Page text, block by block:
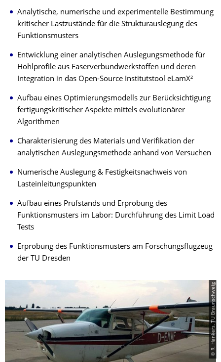
Analytische, numerische und experimentelle Bestimmung
kritischer Lastzustände für die Strukturauslegung des
Funktionsmusters
Entwicklung einer analytischen Auslegungsmethode für
Hohlprofile aus Faserverbundwerkstoffen und deren
Integration in das Open-Source Institutstool eLamX²
Aufbau eines Optimierungsmodells zur Berücksichtigung
fertigungskritischer Aspekte mittels evolutionärer
Algorithmen
Charakterisierung des Materials und Verifikation der
analytischen Auslegungsmethode anhand von Versuchen
Numerische Auslegung & Festigkeitsnachweis von
Lasteinleitungspunkten
Aufbau eines Prüfstands und Erprobung des
Funktionsmusters im Labor: Durchführung des Limit Load
Tests
Erprobung des Funktionsmusters am Forschungsflugzeug
der TU Dresden
© R. Hankers, TU Braunschweig